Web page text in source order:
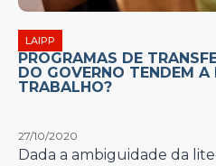
LAIPP
PROGRAMAS DE
DO GOVERNO TENDEM A
TRABALHO?
27/10/2020
Dada a ambiguidade da